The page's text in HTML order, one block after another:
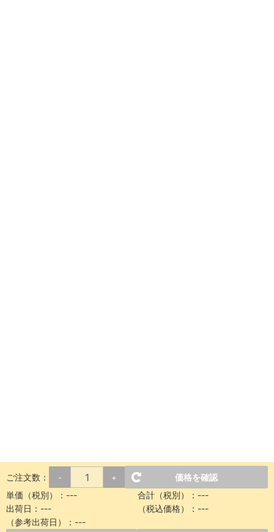
ご注文数： - +
価格を確認
単価（税別）： --- 合計（税別）： ---
出荷日： --- （税込価格）： ---
（参考出荷日）： ---